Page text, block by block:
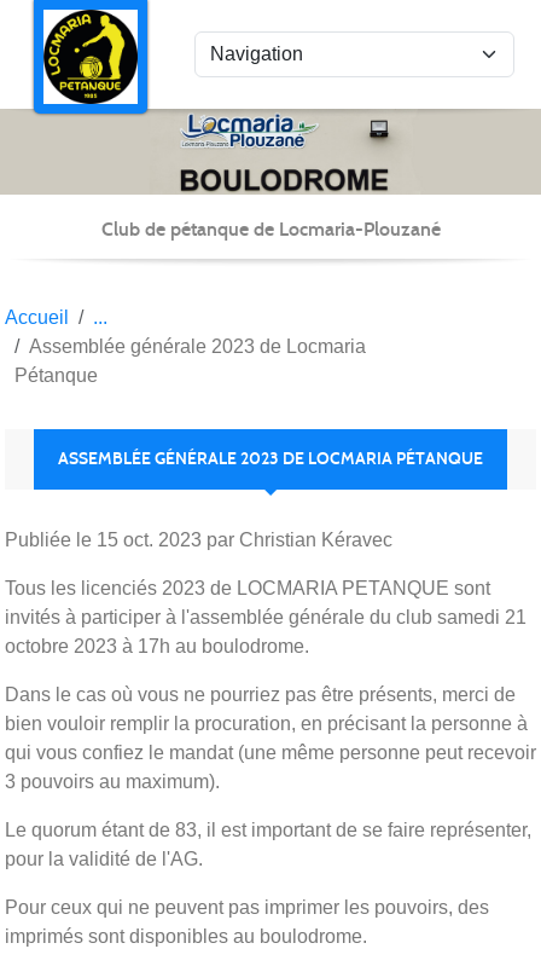
Club de pétanque de Locmaria-Plouzané
Accueil
Assemblée générale 2023 de Locmaria
Pétanque
ASSEMBLÉE GÉNÉRALE 2023 DE LOCMARIA PÉTANQUE
Publiée le 15 oct. 2023 par Christian Kéravec
Tous les licenciés 2023 de LOCMARIA PETANQUE sont
invités à participer à l'assemblée générale du club samedi 21
octobre 2023 à 17h au boulodrome.
Dans le cas où vous ne pourriez pas être présents, merci de
bien vouloir remplir la procuration, en précisant la personne à
qui vous confiez le mandat (une même personne peut recevoir
3 pouvoirs au maximum).
Le quorum étant de 83, il est important de se faire représenter,
pour la validité de l'AG.
Pour ceux qui ne peuvent pas imprimer les pouvoirs, des
imprimés sont disponibles au boulodrome.
Panneau de gestion des cookies